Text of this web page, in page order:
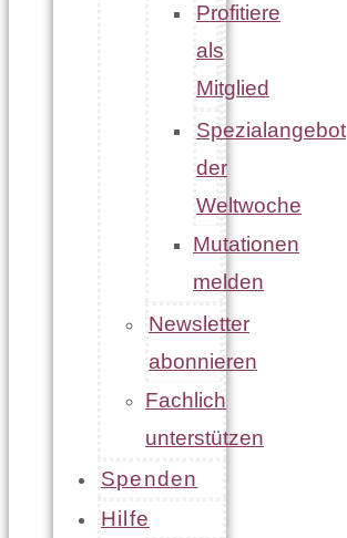
Profitiere
als
Mitglied
Spezialangebot
der
Weltwoche
Mutationen
melden
Newsletter
abonnieren
Fachlich
unterstützen
Spenden
Hilfe